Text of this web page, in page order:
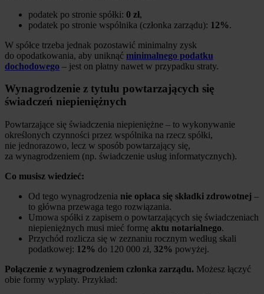
podatek po stronie spółki: 0 zł,
podatek po stronie wspólnika (członka zarządu): 12%.
W spółce trzeba jednak pozostawić minimalny zysk
do opodatkowania, aby uniknąć minimalnego podatku
dochodowego – jest on płatny nawet w przypadku straty.
Wynagrodzenie z tytułu powtarzających się
świadczeń niepieniężnych
Powtarzające się świadczenia niepieniężne – to wykonywanie
określonych czynności przez wspólnika na rzecz spółki,
nie jednorazowo, lecz w sposób powtarzający się,
za wynagrodzeniem (np. świadczenie usług informatycznych).
Co musisz wiedzieć:
Od tego wynagrodzenia nie opłaca się składki zdrowotnej –
to główna przewaga tego rozwiązania.
Umowa spółki z zapisem o powtarzających się świadczeniach
niepieniężnych musi mieć formę aktu notarialnego.
Przychód rozlicza się w zeznaniu rocznym według skali
podatkowej: 12% do 120 000 zł, 32% powyżej.
Połączenie z wynagrodzeniem członka zarządu. Możesz łączyć
obie formy wypłaty. Przykład: